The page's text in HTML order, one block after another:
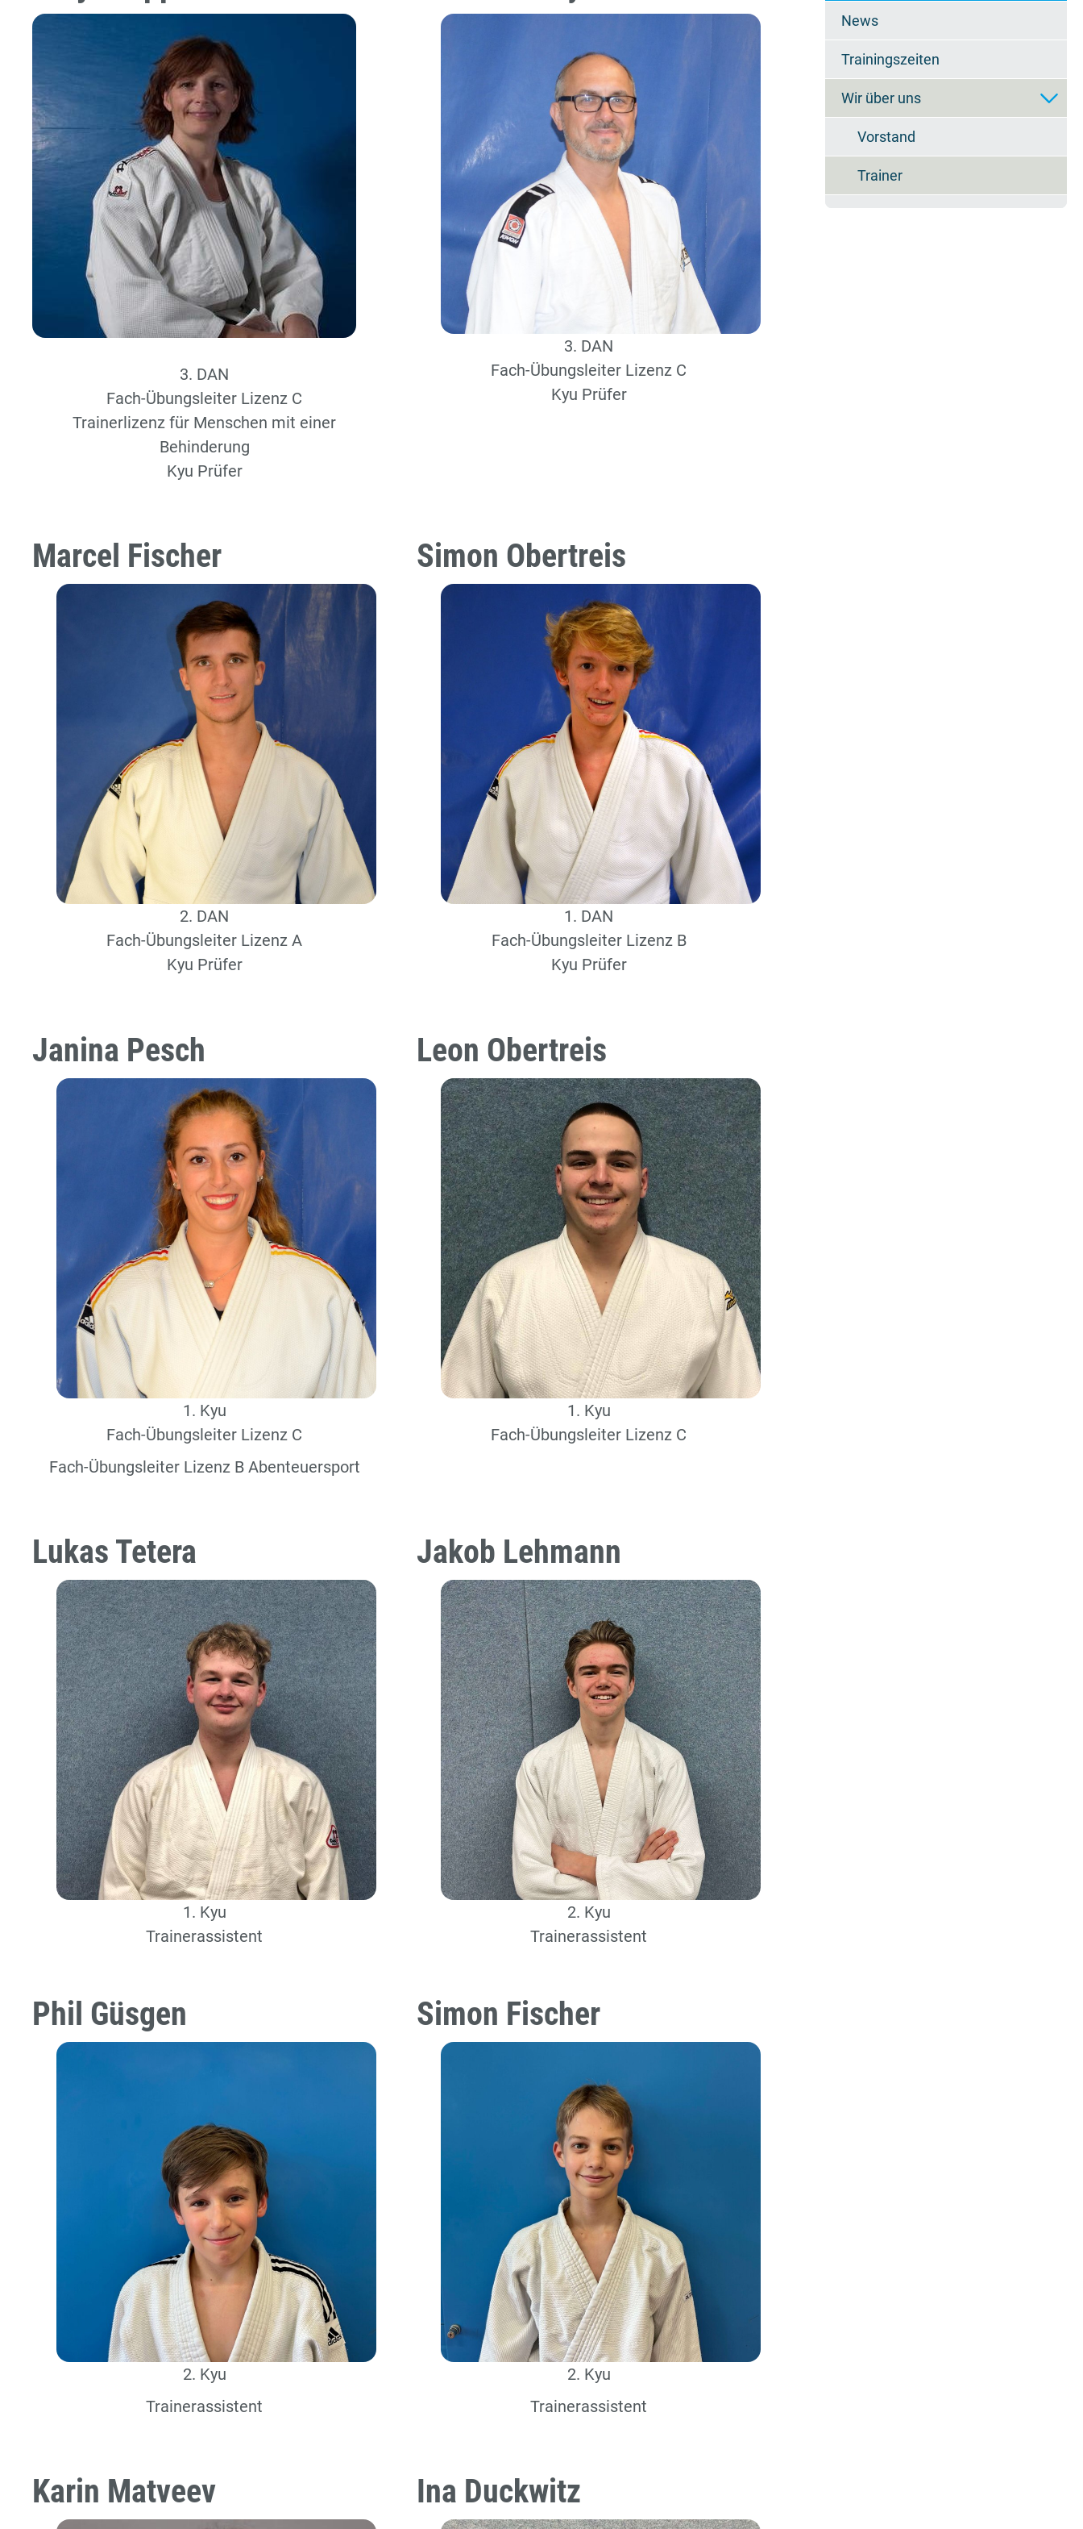
3. DAN
Fach-Übungsleiter Lizenz C
Trainerlizenz für Menschen mit einer
Behinderung
Kyu Prüfer
3. DAN
Fach-Übungsleiter Lizenz C
Kyu Prüfer
Marcel Fischer
2. DAN
Fach-Übungsleiter Lizenz A
Kyu Prüfer
Simon Obertreis
1. DAN
Fach-Übungsleiter Lizenz B
Kyu Prüfer
Janina Pesch
1. Kyu
Fach-Übungsleiter Lizenz C
Fach-Übungsleiter Lizenz B Abenteuersport
Leon Obertreis
1. Kyu
Fach-Übungsleiter Lizenz C
Lukas Tetera
1. Kyu
Trainerassistent
Jakob Lehmann
2. Kyu
Trainerassistent
Phil Güsgen
2. Kyu
Trainerassistent
Simon Fischer
2. Kyu
Trainerassistent
Karin Matveev Ina Duckwitz
News
Trainingszeiten
Wir über uns
Vorstand
Trainer